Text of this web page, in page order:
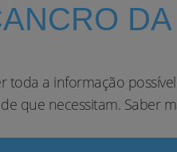
a informação
que necessitam. Saber